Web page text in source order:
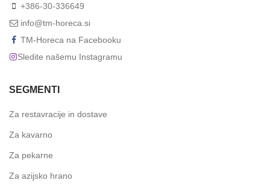
+386-30-336649
info@tm-horeca.si
TM-Horeca na Facebooku
Sledite našemu Instagramu
SEGMENTI
Za restavracije in dostave
Za kavarno
Za pekarne
Za azijsko hrano